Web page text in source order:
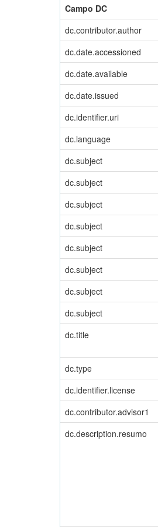
Campo DC
dc.contributor.author
dc.date.accessioned
dc.date.available
dc.date.issued
dc.identifier.uri
dc.language
dc.subject
dc.subject
dc.subject
dc.subject
dc.subject
dc.subject
dc.subject
dc.subject
dc.title
dc.type
dc.identifier.license
dc.contributor.advisor1
dc.description.resumo